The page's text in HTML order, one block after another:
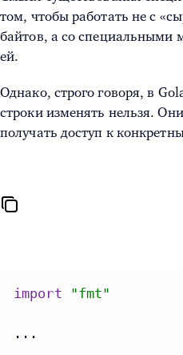
том, чтобы работать не с
байтов, а со
ей.
Однако, строго говоря, в
строки изменять нельзя.
получать доступ к
import "fmt"
...